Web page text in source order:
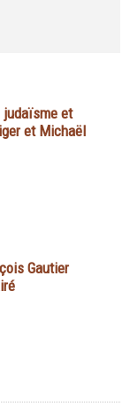
judaïsme et
et Michaël
Gautier